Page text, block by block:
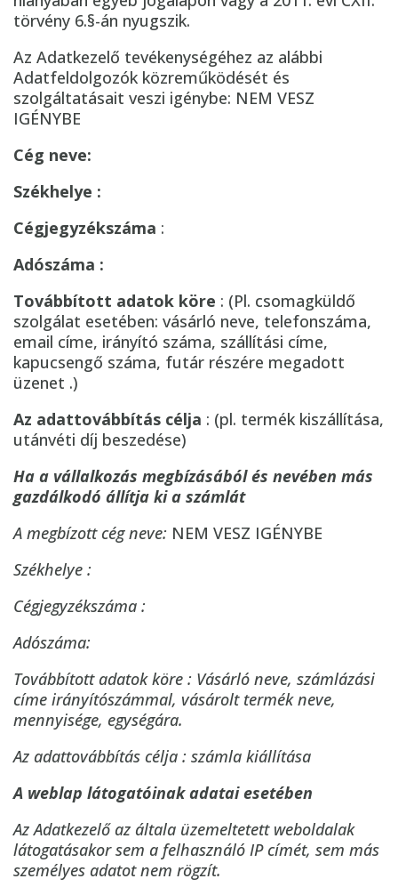
törvény 6.§-án nyugszik.
Az Adatkezelő tevékenységéhez az alábbi
Adatfeldolgozók közreműködését és
szolgáltatásait veszi igénybe: NEM VESZ
IGÉNYBE
Cég neve:
Székhelye :
Cégjegyzékszáma :
Adószáma :
Továbbított adatok köre : (Pl. csomagküldő
szolgálat esetében: vásárló neve, telefonszáma,
email címe, irányító száma, szállítási címe,
kapucsengő száma, futár részére megadott
üzenet .)
Az adattovábbítás célja : (pl. termék kiszállítása,
utánvéti díj beszedése)
Ha a vállalkozás megbízásából és nevében más
gazdálkodó állítja ki a számlát
A megbízott cég neve: NEM VESZ IGÉNYBE
Székhelye :
Cégjegyzékszáma :
Adószáma:
Továbbított adatok köre : Vásárló neve, számlázási
címe irányítószámmal, vásárolt termék neve,
mennyisége, egységára.
Az adattovábbítás célja : számla kiállítása
A weblap látogatóinak adatai esetében
Az Adatkezelő az általa üzemeltetett weboldalak
látogatásakor sem a felhasználó IP címét, sem más
személyes adatot nem rögzít.